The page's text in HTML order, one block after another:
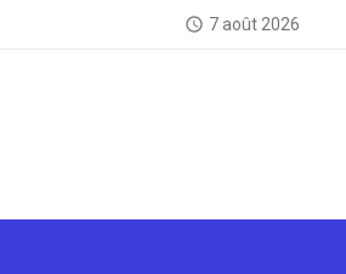
access_time 7 août 2026